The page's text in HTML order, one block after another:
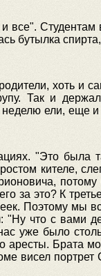
все".
бутылка
хоть и
Так и
ели, еще и
"Это
кителе,
за это? К
Поэтому мы
что с вами
уже было
аресты. Брата
висел